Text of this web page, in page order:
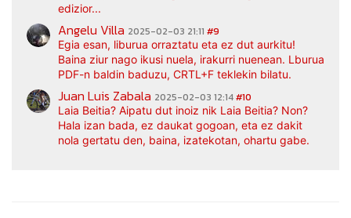
edizior...
Angelu Villa 2025-02-03 21:11 #9
Egia esan, liburua orraztatu eta ez dut aurkitu!
Baina ziur nago ikusi nuela, irakurri nuenean. Lburua
PDF-n baldin baduzu, CRTL+F teklekin bilatu.
Juan Luis Zabala 2025-02-03 12:14#10
Laia Beitia? Aipatu dut inoiz nik Laia Beitia? Non?
Hala izan bada, ez daukat gogoan, eta ez dakit
nola gertatu den, baina, izatekotan, ohartu gabe.